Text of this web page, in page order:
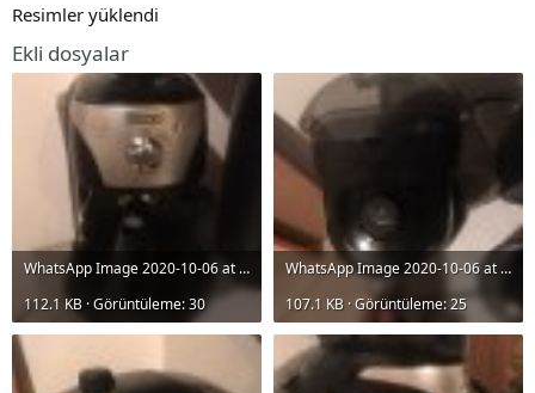
Resimler yüklendi
Ekli dosyalar
WhatsApp Image 2020-10-06 at 03.21.10 (1).jpeg
112.1 KB · Görüntüleme: 30
WhatsApp Image 2020-10-06 at 03.21.10.jpeg
107.1 KB · Görüntüleme: 25